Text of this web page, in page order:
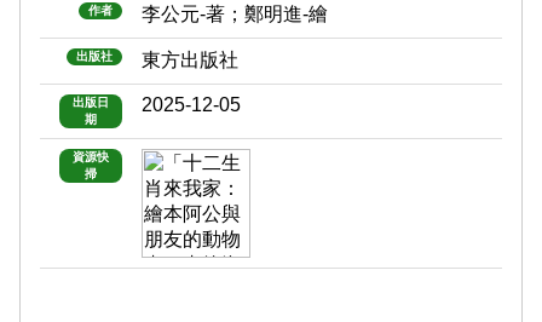
作者 李公元-著；鄭明進-繪
出版社 東方出版社
出版日
期
2025-12-05
資源快
掃